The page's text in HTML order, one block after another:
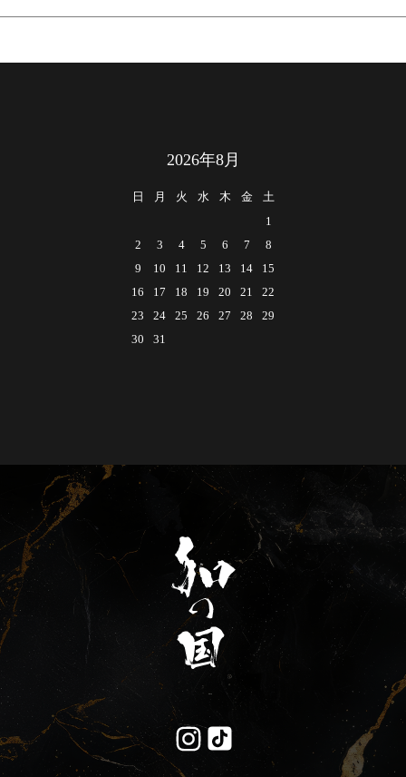
2026年8月
日 月 火 水 木 金
土
1
2
3 4 5 6 7
8
9
10 11 12 13 14
15
16
17 18 19 20 21
22
23
24 25 26 27 28
29
30
31